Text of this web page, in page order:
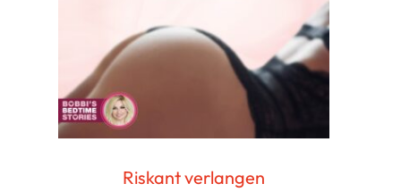
Riskant verlangen